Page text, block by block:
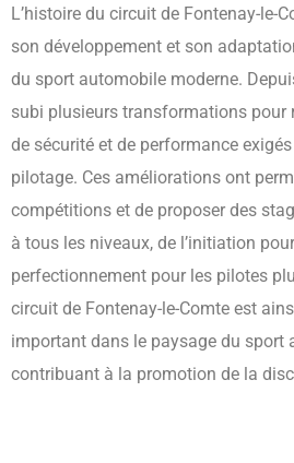
L’histoire du circuit de Fontenay-le-
son développement et son
du sport automobile moderne.
subi plusieurs transformations pour
de sécurité et de performance
pilotage. Ces améliorations ont
compétitions et de proposer des
à tous les niveaux, de l’initiation
perfectionnement pour les pilotes
circuit de Fontenay-le-Comte est
important dans le paysage du sport
contribuant à la promotion de la